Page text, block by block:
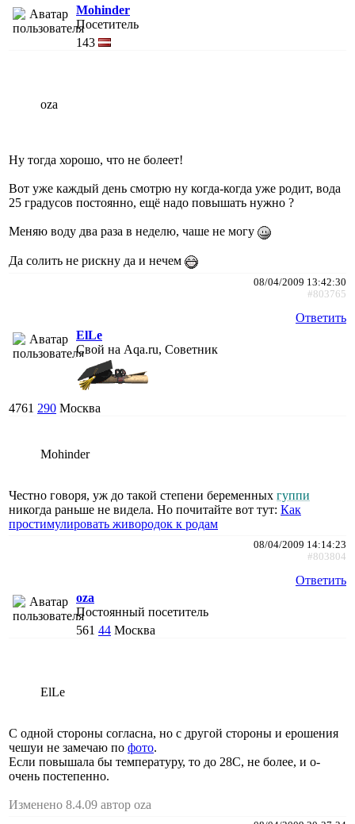
Mohinder
Посетитель
143
oza
Ну тогда хорошо, что не болеет!
Вот уже каждый день смотрю ну когда-когда уже родит, вода
25 градусов постоянно, ещё надо повышать нужно ?
Меняю воду два раза в неделю, чаше не могу
Да солить не рискну да и нечем
08/04/2009 13:42:30
#803765
Ответить
ElLe
Свой на Aqa.ru, Советник
4761 290 Москва
Mohinder
Честно говоря, уж до такой степени беременных гуппи
никогда раньше не видела. Но почитайте вот тут: Как
простимулировать живородок к родам
08/04/2009 14:14:23
#803804
Ответить
oza
Постоянный посетитель
561 44 Москва
ElLe
С одной стороны согласна, но с другой стороны и ерошения
чешуи не замечаю по фото.
Если повышала бы температуру, то до 28С, не более, и о-
очень постепенно.
Изменено 8.4.09 автор oza